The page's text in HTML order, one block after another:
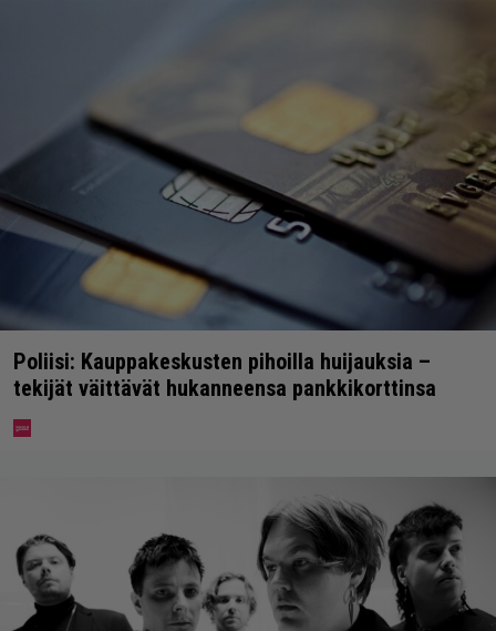
Poliisi: Kauppakeskusten pihoilla huijauksia –
tekijät väittävät hukanneensa pankkikorttinsa